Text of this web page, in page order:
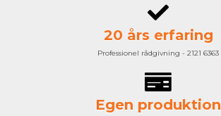
20 års erfaring
Professionel rådgivning - 2121 6363
Egen produktion